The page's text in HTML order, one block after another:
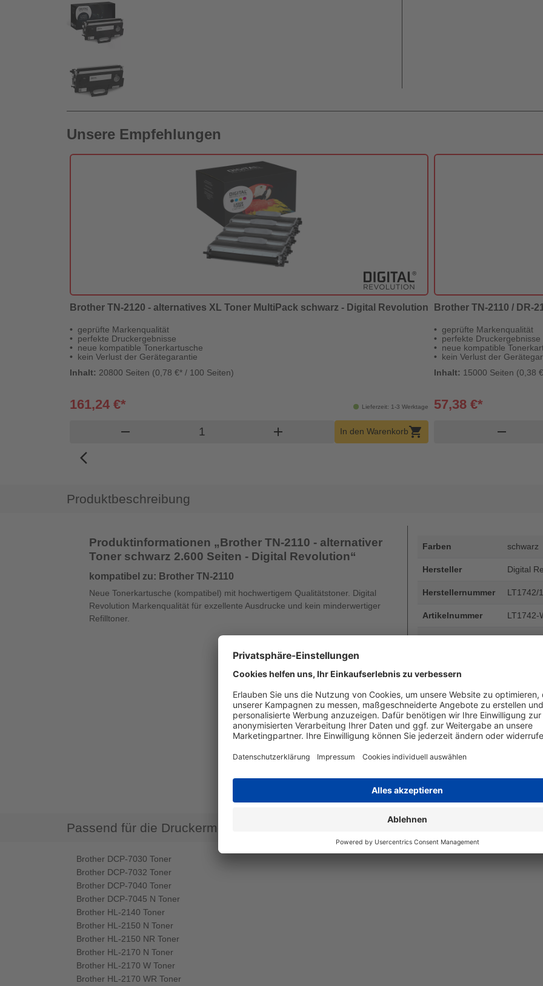
Unsere Empfehlungen
Brother TN-2120 - alternatives XL Toner MultiPack schwarz - Digital Revolution
geprüfte Markenqualität
perfekte Druckergebnisse
neue kompatible Tonerkartusche
kein Verlust der Gerätegarantie
Inhalt: 20800 Seiten (0,78 €* / 100 Seiten)
Lieferzeit: 1-3 Werktage
161,24 €*
remove Produkt Warenkorb Menge
add In den Warenkorbshopping_cart
Brother TN-2110 / DR-
geprüfte Markenqualität
perfekte Druckergebnisse
neue kompatible
kein Verlust der
Inhalt: 15000 Seiten (0,38
57,38 €*
remove
arrow_back_ios_new
Produktbeschreibung
Produktinformationen „Brother TN-2110 - alternativer
Toner schwarz 2.600 Seiten - Digital Revolution“
kompatibel zu: Brother TN-2110
Neue Tonerkartusche (kompatibel) mit hochwertigem Qualitätstoner. Digital
Revolution Markenqualität für exzellente Ausdrucke und kein minderwertiger
Refilltoner.
Farben schwarz
Hersteller Digital
Herstellernummer LT1742/
Artikelnummer LT1742-
EAN
bis zu
Brother
Seiten -
Art
Wiegand & Partner GmbH,
Deutschland, E-Mail:
Passend für die Druckermodelle
Brother DCP-7030 Toner
Brother DCP-7032 Toner
Brother DCP-7040 Toner
Brother DCP-7045 N Toner
Brother HL-2140 Toner
Brother HL-2150 N Toner
Brother HL-2150 NR Toner
Brother HL-2170 N Toner
Brother HL-2170 W Toner
Brother HL-2170 WR Toner